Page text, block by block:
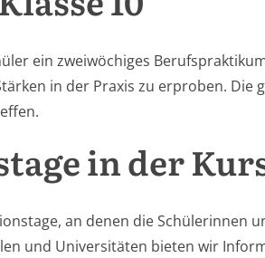
ein zweiwöchiges
in der Praxis zu erproben.
in der
an denen die Schülerinnen
und Universitäten bieten wir